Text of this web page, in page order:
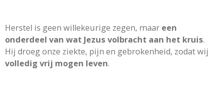
Herstel is geen willekeurige zegen, maar een
onderdeel van wat Jezus volbracht aan het kruis.
Hij droeg onze ziekte, pijn en gebrokenheid, zodat wij
volledig vrij mogen leven.